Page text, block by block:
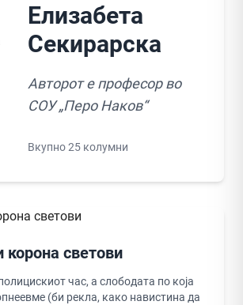
Елизабета
Секирарска
Авторот е професор во
СОУ „Перо Наков“
Вкупно 25 колумни
корона светови
час, а слободата по која
(би рекла, како навистина да